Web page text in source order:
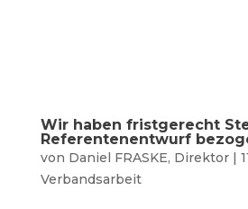
Wir haben fristgerecht
Referentenentwurf
von Daniel FRASKE, Direktor|
Verbandsarbeit